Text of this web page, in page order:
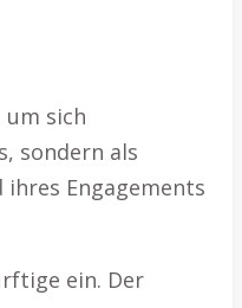
sich
sondern als
Engagements
ein. Der